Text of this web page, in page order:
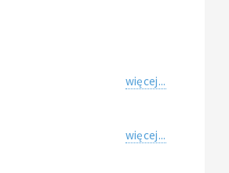
więcej...
więcej...